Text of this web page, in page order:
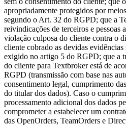
apropriadamente protegidos por
segundo o Art. 32 do RGPD; que a
reivindicações de terceiros e pessoas
violação culposa do cliente contra o
cliente cobrado as devidas
exigido no artigo 5 do RGPD; que a
do cliente para Textbroker está de
RGPD (transmissão com base nas
consentimento legal, cumprimento
do titular dos dados). Caso o
processamento adicional dos dados
comprometer a estabelecer um
das OpenOrders, TeamOrders e